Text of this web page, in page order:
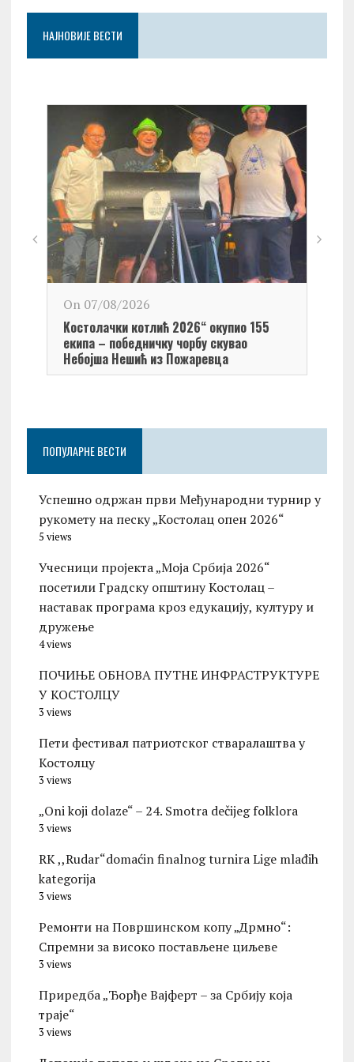
НАЈНОВИЈЕ ВЕСТИ
On 07/08/2026
Kостолачки котлић 2026“ окупио 155
екипа – победничку чорбу скувао
Небојша Нешић из Пожаревца
ПОПУЛАРНЕ ВЕСТИ
Успешно одржан први Међународни турнир у
рукомету на песку „Костолац опен 2026“
5 views
Учесници пројекта „Моја Србија 2026“
посетили Градску општину Костолац –
наставак програма кроз едукацију, културу и
дружење
4 views
ПОЧИЊЕ ОБНОВА ПУТНЕ ИНФРАСТРУКТУРЕ
У КОСТОЛЦУ
3 views
Пети фестивал патриотског стваралаштва у
Костолцу
3 views
„Oni koji dolaze“ – 24. Smotra dečijeg folklora
3 views
RK ,,Rudar“domaćin finalnog turnira Lige mlađih
kategorija
3 views
Ремонти на Површинском копу „Дрмно“:
Спремни за високо постављене циљеве
3 views
Приредба „Ђорђе Вајферт – за Србију која
траје“
3 views